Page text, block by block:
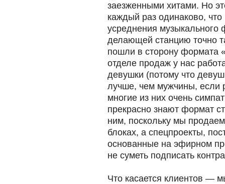
заезженными хитами. Но
каждый раз одинаково, что
усреднения музыкального
делающей станцию точно
пошли в сторону формата
отделе продаж у нас
девушки (потому что
лучше, чем мужчины, если
многие из них очень
прекрасно знают формат
ним, поскольку мы
блоках, а спецпроекты,
основанные на эфирном
не суметь подписать
Что касается клиентов —